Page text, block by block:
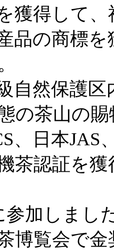
獲得して、
品の商標を
自然保護区
の茶山の賜
、日本JAS
茶認証を獲
参加しまし
博覧会で金